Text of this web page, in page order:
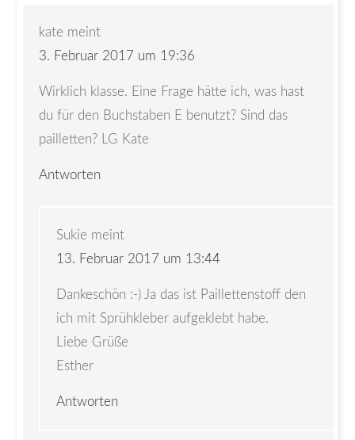
kate meint
3. Februar 2017 um 19:36
Wirklich klasse. Eine Frage hätte ich, was hast
du für den Buchstaben E benutzt? Sind das
pailletten? LG Kate
Antworten
Sukie meint
13. Februar 2017 um 13:44
Dankeschön :-) Ja das ist Paillettenstoff den
ich mit Sprühkleber aufgeklebt habe.
Liebe Grüße
Esther
Antworten